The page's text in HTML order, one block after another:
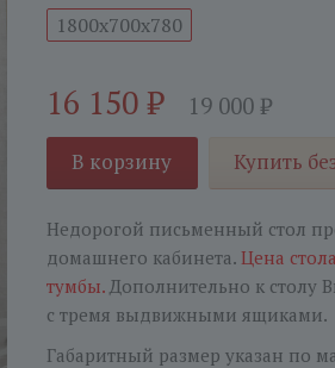
1800x700x780
16 150₽ 19 000₽
В корзину Купить
Недорогой письменный стол
домашнего кабинета. Цена
тумбы.Дополнительно к столу
с тремя выдвижными ящиками.
Габаритный размер указан по